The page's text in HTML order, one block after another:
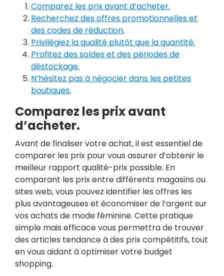
Comparez les prix avant d’acheter.
Recherchez des offres promotionnelles et
des codes de réduction.
Privilégiez la qualité plutôt que la quantité.
Profitez des soldes et des périodes de
déstockage.
N’hésitez pas à négocier dans les petites
boutiques.
Comparez les prix avant
d’acheter.
Avant de finaliser votre achat, il est essentiel de
comparer les prix pour vous assurer d’obtenir le
meilleur rapport qualité-prix possible. En
comparant les prix entre différents magasins ou
sites web, vous pouvez identifier les offres les
plus avantageuses et économiser de l’argent sur
vos achats de mode féminine. Cette pratique
simple mais efficace vous permettra de trouver
des articles tendance à des prix compétitifs, tout
en vous aidant à optimiser votre budget
shopping.